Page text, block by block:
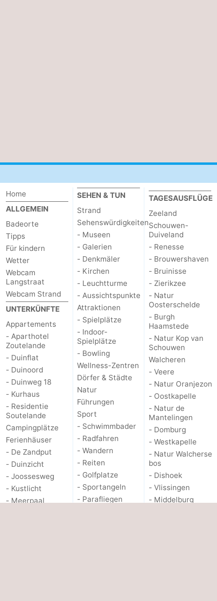
Home
ALLGEMEIN
Badeorte
Tipps
Für kindern
Wetter
Webcam
Langstraat
Webcam Strand
UNTERKÜNFTE
Appartements
- Aparthotel
Zoutelande
- Duinflat
- Duinoord
- Duinweg 18
- Kurhaus
- Residentie
Soutelande
Campingplätze
Ferienhäuser
- De Zandput
- Duinzicht
- Joossesweg
- Kustlicht
- Meerpaal
SEHEN & TUN
Strand
Sehenswürdigkeiten
- Museen
- Galerien
- Denkmäler
- Kirchen
- Leuchtturme
- Aussichtspunkte
Attraktionen
- Spielplätze
- Indoor-
Spielplätze
- Bowling
Wellness-Zentren
Dörfer & Städte
Natur
Führungen
Sport
- Schwimmbader
- Radfahren
- Wandern
- Reiten
- Golfplatze
- Sportangeln
- Parafliegen
TAGESAUSFLÜGE
Zeeland
Schouwen-
Duiveland
- Renesse
- Brouwershaven
- Bruinisse
- Zierikzee
- Natur
Oosterschelde
- Burgh
Haamstede
- Natur Kop van
Schouwen
Walcheren
- Veere
- Natur Oranjezon
- Oostkapelle
- Natur de
Mantelingen
- Domburg
- Westkapelle
- Natur Walcherse
bos
- Dishoek
- Vlissingen
- Middelburg